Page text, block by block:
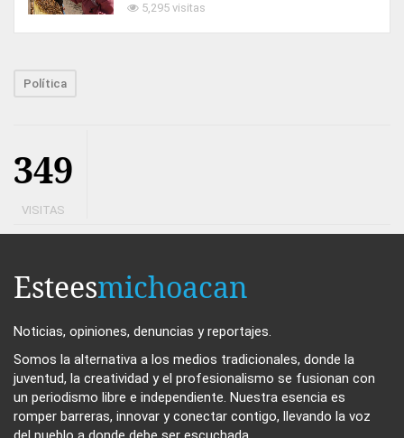
5,295 visitas
Política
349
VISITAS
Esteesmichoacan
Noticias, opiniones, denuncias y reportajes.
Somos la alternativa a los medios tradicionales, donde la
juventud, la creatividad y el profesionalismo se fusionan con
un periodismo libre e independiente. Nuestra esencia es
romper barreras, innovar y conectar contigo, llevando la voz